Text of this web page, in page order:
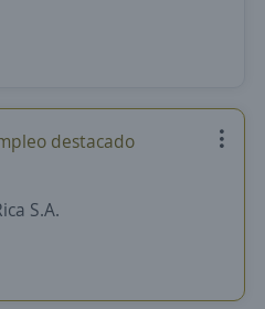
destacado
S.A.